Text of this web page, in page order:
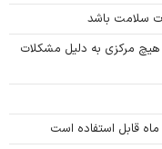
سلامت باشد
یافت / هیچ مرکزی به دلیل مشکلات
ماه قابل استفاده است